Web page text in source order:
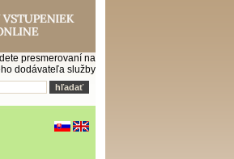
presmerovaní na
dodávateľa služby